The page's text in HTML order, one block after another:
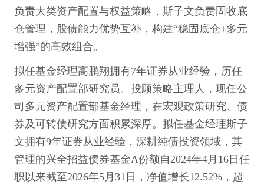
负责大类资产配置与权益策略，斯子文负责固收底
仓管理，股债能力优势互补，构建“稳固底仓+多元
增强”的高效组合。
拟任基金经理高鹏翔拥有7年证券从业经验，历任
多元资产配置部研究员、投顾策略主理人，现任公
司多元资产配置部基金经理，在宏观政策研究、债
券及可转债研究方面积累深厚。拟任基金经理斯子
文拥有9年证券从业经验，深耕纯债投资领域，其
管理的兴全招益债券基金A份额自2024年4月16日任
职以来截至2026年5月31日，净值增长12.52%，超